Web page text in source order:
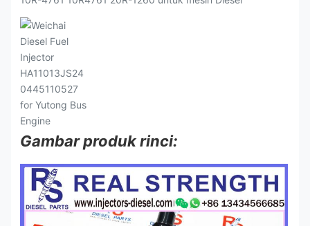
Gambar produk rinci: